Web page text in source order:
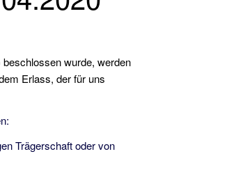
wurde, werden
Erlass, der für uns
Trägerschaft oder von